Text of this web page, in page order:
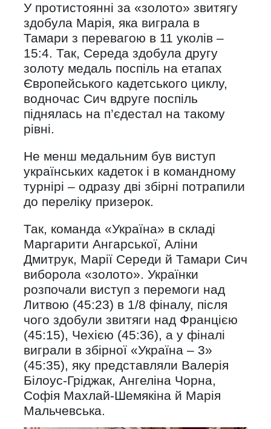
У протистоянні за «золото» звитягу
здобула Марія, яка виграла в
Тамари з перевагою в 11 уколів –
15:4. Так, Середа здобула другу
золоту медаль поспіль на етапах
Європейського кадетського циклу,
водночас Сич вдруге поспіль
піднялась на п’єдестал на такому
рівні.
Не менш медальним був виступ
українських кадеток і в командному
турнірі – одразу дві збірні потрапили
до переліку призерок.
Так, команда «Україна» в складі
Маргарити Ангарської, Аліни
Дмитрук, Марії Середи й Тамари Сич
виборола «золото». Українки
розпочали виступ з перемоги над
Литвою (45:23) в 1/8 фіналу, після
чого здобули звитяги над Францією
(45:15), Чехією (45:36), а у фіналі
виграли в збірної «Україна – 3»
(45:35), яку представляли Валерія
Білоус-Гріджак, Ангеліна Чорна,
Софія Махлай-Шемякіна й Марія
Мальчевська.